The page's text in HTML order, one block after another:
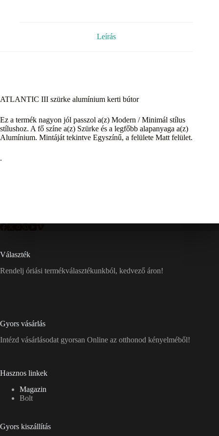
Leírás
ATLANTIC III szürke alumínium kerti bútor
Ez a termék nagyon jól passzol a(z) Modern / Minimál stílus
stílushoz. A fő színe a(z) Szürke és a legfőbb alapanyaga a(z)
Alumínium. Mintáját tekintve Egyszínű, a felülete Matt felület.
.
Választék
Rendelj óriási termékválasztékunkból, kedvező áron!
Gyors vásárlás
Intézd vásárlásodat gyorsan Online az otthonod kényelméből!
Hasznos linkek
Magazin
Bolt
Gyors kiszállítás